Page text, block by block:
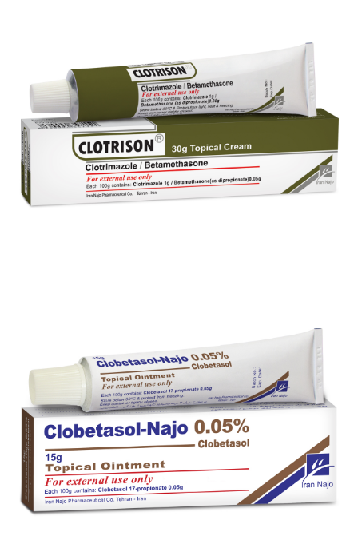
کرم موضعی مومتازون- ناژو 0.1 %
توضیحات بیشتر
کرم موضعی کلوتریزون® (کلوتریمازول / بتامتازون)
بزرگنمایی توضیحات بیشتر